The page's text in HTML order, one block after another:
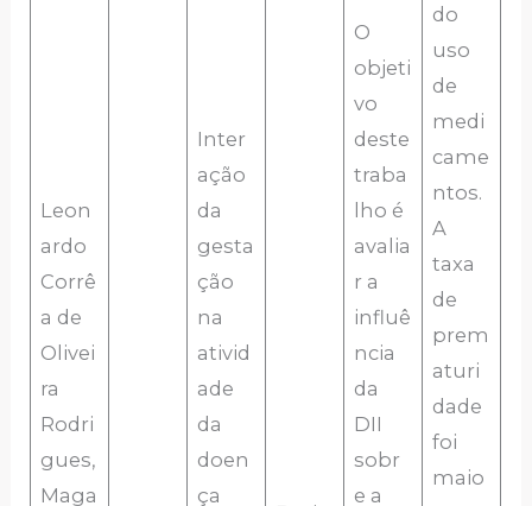
Leon
ardo
Corrê
a de
Olivei
ra
Rodri
gues,
Maga
Inter
ação
da
gesta
ção
na
ativid
ade
da
doen
ça
O
objeti
vo
deste
traba
lho é
avalia
r a
influê
ncia
da
DII
sobr
e a
do
uso
de
medi
came
ntos.
A
taxa
de
prem
aturi
dade
foi
maio